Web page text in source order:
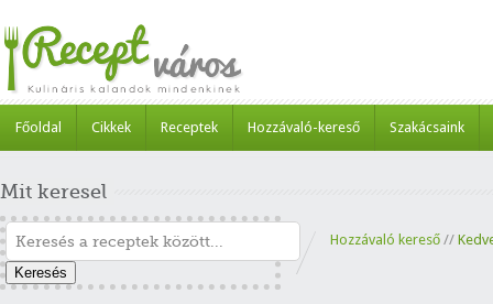
Főoldal Cikkek Receptek Hozzávaló-kereső Szakácsaink
Mit keresel
Keresés
Hozzávaló kereső //